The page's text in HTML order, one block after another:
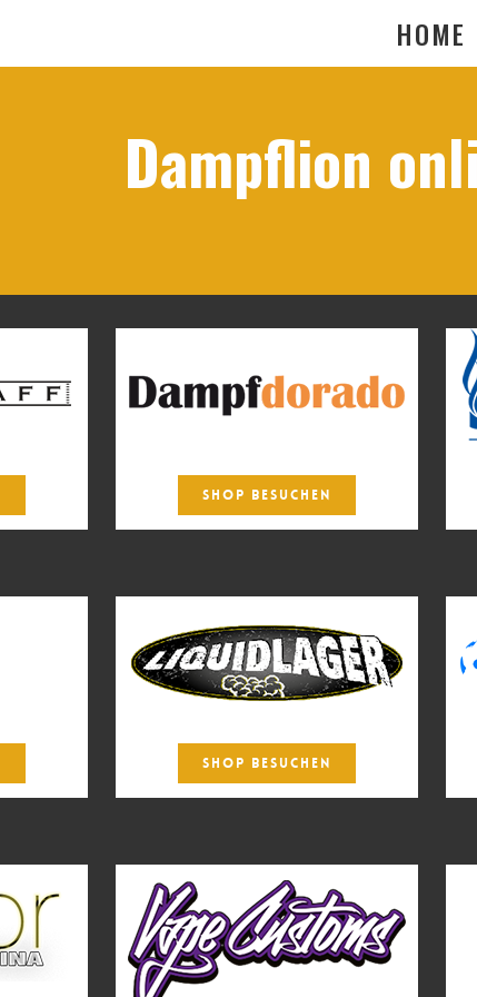
HOME
Dampflion
SHOP BESUCHEN
SHOP BESUCHEN